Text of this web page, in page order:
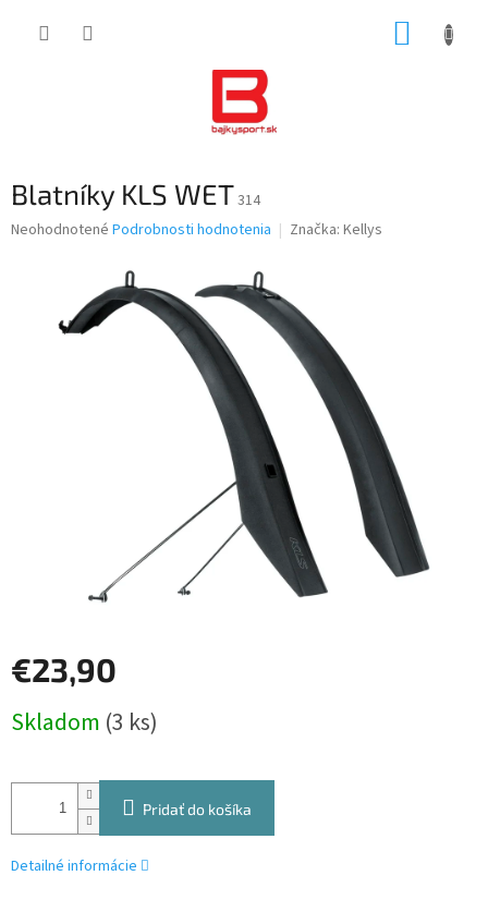
Blatníky KLS WET314
Priemerné
Neohodnotené Podrobnosti hodnotenia Značka: Kellys
€23,90
cena:
Skladom (3 ks)
Pridať do košíka
Detailné informácie